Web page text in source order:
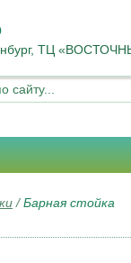
ТЦ
/Барная стойка